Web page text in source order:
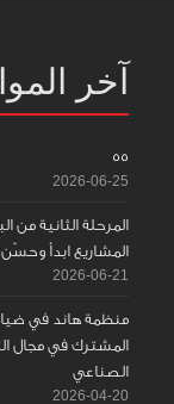
آخر
55
2026-06-25
المرحلة الثانية من
المشاريع ابدأ
2026-06-21
منظمة هاند في
المشترك في مجال
الصناعي
2026-04-20